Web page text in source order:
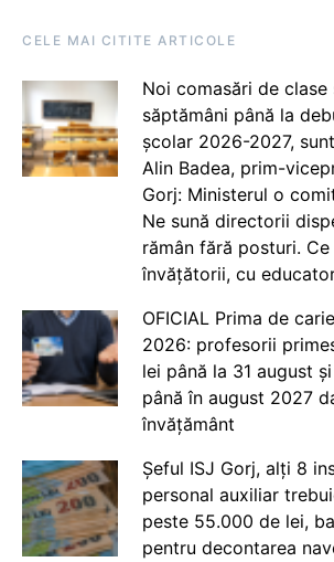
CELE MAI CITITE ARTICOLE
Noi comasări de
săptămâni până la
școlar 2026-2027,
Alin Badea, prim-
Gorj: Ministerul o
Ne sună directorii
rămân fără posturi.
învățătorii, cu
OFICIAL Prima de
2026: profesorii
lei până la 31 august
până în august 2027
învățământ
Șeful ISJ Gorj, alți 8
personal auxiliar
peste 55.000 de lei,
pentru decontarea